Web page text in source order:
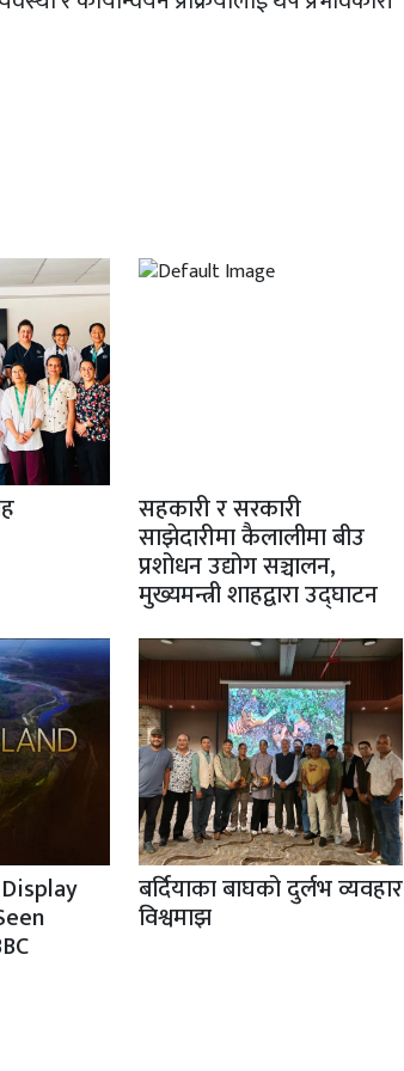
सहकारी र सरकारी
साझेदारीमा कैलालीमा बीउ
प्रशोधन उद्योग सञ्चालन,
मुख्यमन्त्री शाहद्वारा उद्घाटन
बर्दियाका बाघको दुर्लभ व्यवहार
विश्वमाझ